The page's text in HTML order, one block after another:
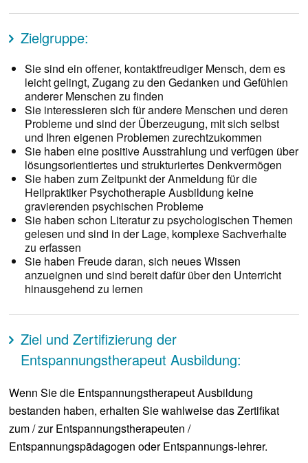
Zielgruppe:
Sie sind ein offener, kontaktfreudiger Mensch, dem es
leicht gelingt, Zugang zu den Gedanken und Gefühlen
anderer Menschen zu finden
Sie interessieren sich für andere Menschen und deren
Probleme und sind der Überzeugung, mit sich selbst
und Ihren eigenen Problemen zurechtzukommen
Sie haben eine positive Ausstrahlung und verfügen über
lösungsorientiertes und strukturiertes Denkvermögen
Sie haben zum Zeitpunkt der Anmeldung für die
Heilpraktiker Psychotherapie Ausbildung keine
gravierenden psychischen Probleme
Sie haben schon Literatur zu psychologischen Themen
gelesen und sind in der Lage, komplexe Sachverhalte
zu erfassen
Sie haben Freude daran, sich neues Wissen
anzueignen und sind bereit dafür über den Unterricht
hinausgehend zu lernen
Ziel und Zertifizierung der
Entspannungstherapeut Ausbildung:
Wenn Sie die Entspannungstherapeut Ausbildung
bestanden haben, erhalten Sie wahlweise das Zertifikat
zum / zur Entspannungstherapeuten /
Entspannungspädagogen oder Entspannungs-lehrer.